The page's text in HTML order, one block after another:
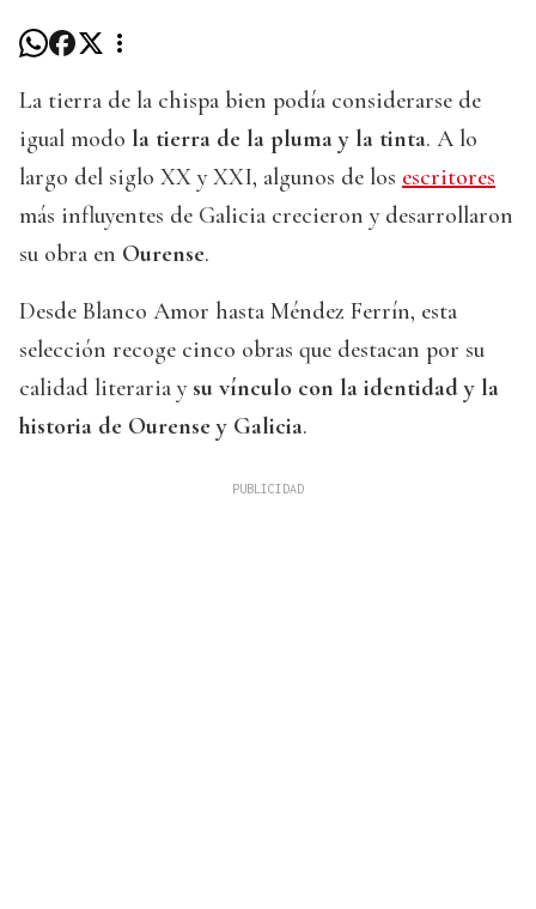
La tierra de la chispa bien podía considerarse de
igual modo la tierra de la pluma y la tinta. A lo
largo del siglo XX y XXI, algunos de los escritores
más influyentes de Galicia crecieron y desarrollaron
su obra en Ourense.
Desde Blanco Amor hasta Méndez Ferrín, esta
selección recoge cinco obras que destacan por su
calidad literaria y su vínculo con la identidad y la
historia de Ourense y Galicia.